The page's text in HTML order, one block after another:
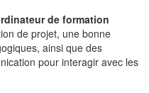
de formation
de projet, une bonne
ainsi que des
pour interagir avec les